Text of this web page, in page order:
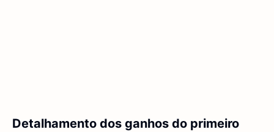
Detalhamento dos ganhos do primeiro